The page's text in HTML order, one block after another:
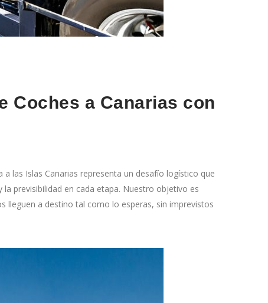
Coches a Canarias con
las Islas Canarias representa un desafío logístico que
previsibilidad en cada etapa. Nuestro objetivo es
lleguen a destino tal como lo esperas, sin imprevistos